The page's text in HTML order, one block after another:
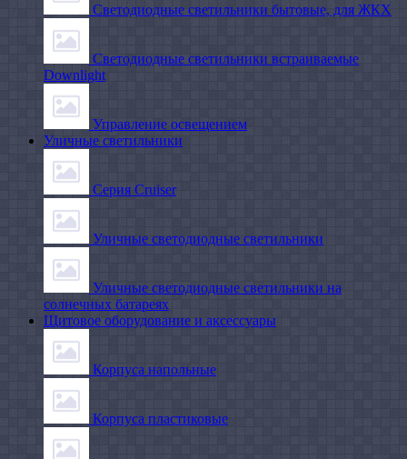
Светодиодные светильники бытовые, для ЖКХ
Светодиодные светильники встраиваемые
Downlight
Управление освещением
Уличные светильники
Серия Cruiser
Уличные светодиодные светильники
Уличные светодиодные светильники на
солнечных батареях
Щитовое оборудование и аксессуары
Корпуса напольные
Корпуса пластиковые